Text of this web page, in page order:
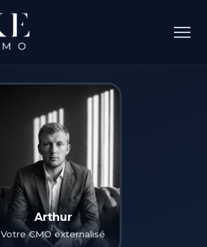
Arthur
Votre CMO externalisé